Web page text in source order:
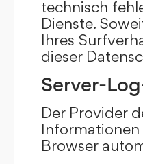
technisch
Dienste.
Ihres
dieser
Server-
Der Provider
Browser